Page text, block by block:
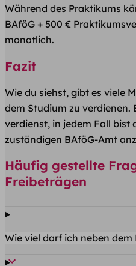
Während des Praktikums
BAföG + 500 €
monatlich.
Fazit
Wie du siehst, gibt es viele
dem Studium zu verdienen.
verdienst, in jedem Fall bist
zuständigen BAföG-Amt
Häufig gestellte
Freibeträgen
Wie viel darf ich neben dem